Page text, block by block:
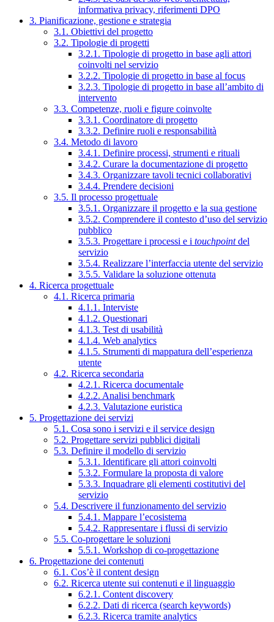
informativa privacy, riferimenti DPO
3. Pianificazione, gestione e strategia
3.1. Obiettivi del progetto
3.2. Tipologie di progetti
3.2.1. Tipologie di progetto in base agli attori
coinvolti nel servizio
3.2.2. Tipologie di progetto in base al focus
3.2.3. Tipologie di progetto in base all’ambito di
intervento
3.3. Competenze, ruoli e figure coinvolte
3.3.1. Coordinatore di progetto
3.3.2. Definire ruoli e responsabilità
3.4. Metodo di lavoro
3.4.1. Definire processi, strumenti e rituali
3.4.2. Curare la documentazione di progetto
3.4.3. Organizzare tavoli tecnici collaborativi
3.4.4. Prendere decisioni
3.5. Il processo progettuale
3.5.1. Organizzare il progetto e la sua gestione
3.5.2. Comprendere il contesto d’uso del servizio
pubblico
3.5.3. Progettare i processi e i touchpointdel
servizio
3.5.4. Realizzare l’interfaccia utente del servizio
3.5.5. Validare la soluzione ottenuta
4. Ricerca progettuale
4.1. Ricerca primaria
4.1.1. Interviste
4.1.2. Questionari
4.1.3. Test di usabilità
4.1.4. Web analytics
4.1.5. Strumenti di mappatura dell’esperienza
utente
4.2. Ricerca secondaria
4.2.1. Ricerca documentale
4.2.2. Analisi benchmark
4.2.3. Valutazione euristica
5. Progettazione dei servizi
5.1. Cosa sono i servizi e il service design
5.2. Progettare servizi pubblici digitali
5.3. Definire il modello di servizio
5.3.1. Identificare gli attori coinvolti
5.3.2. Formulare la proposta di valore
5.3.3. Inquadrare gli elementi costitutivi del
servizio
5.4. Descrivere il funzionamento del servizio
5.4.1. Mappare l’ecosistema
5.4.2. Rappresentare i flussi di servizio
5.5. Co-progettare le soluzioni
5.5.1. Workshop di co-progettazione
6. Progettazione dei contenuti
6.1. Cos’è il content design
6.2. Ricerca utente sui contenuti e il linguaggio
6.2.1. Content discovery
6.2.2. Dati di ricerca (search keywords)
6.2.3. Ricerca tramite analytics